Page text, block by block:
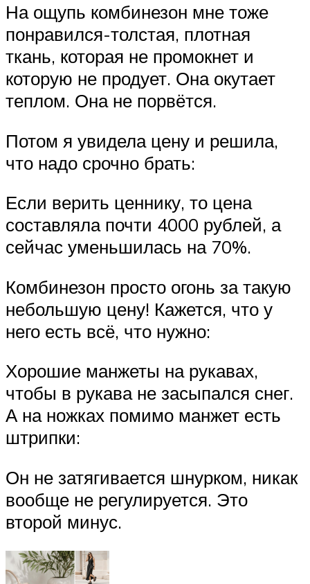
На ощупь комбинезон мне тоже
понравился-толстая, плотная
ткань, которая не промокнет и
которую не продует. Она окутает
теплом. Она не порвётся.
Потом я увидела цену и решила,
что надо срочно брать:
Если верить ценнику, то цена
составляла почти 4000 рублей, а
сейчас уменьшилась на 70%.
Комбинезон просто огонь за такую
небольшую цену! Кажется, что у
него есть всё, что нужно:
Хорошие манжеты на рукавах,
чтобы в рукава не засыпался снег.
А на ножках помимо манжет есть
штрипки:
Он не затягивается шнурком, никак
вообще не регулируется. Это
второй минус.